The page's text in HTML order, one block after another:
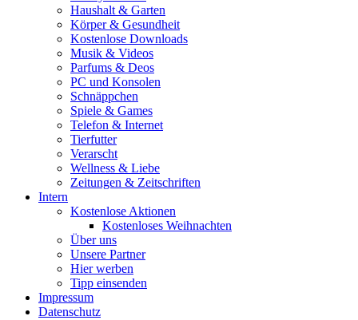
Haushalt & Garten
Körper & Gesundheit
Kostenlose Downloads
Musik & Videos
Parfums & Deos
PC und Konsolen
Schnäppchen
Spiele & Games
Telefon & Internet
Tierfutter
Verarscht
Wellness & Liebe
Zeitungen & Zeitschriften
Intern
Kostenlose Aktionen
Kostenloses Weihnachten
Über uns
Unsere Partner
Hier werben
Tipp einsenden
Impressum
Datenschutz